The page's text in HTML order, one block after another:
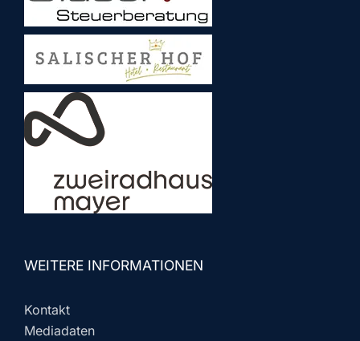
WEITERE INFORMATIONEN
Kontakt
Mediadaten